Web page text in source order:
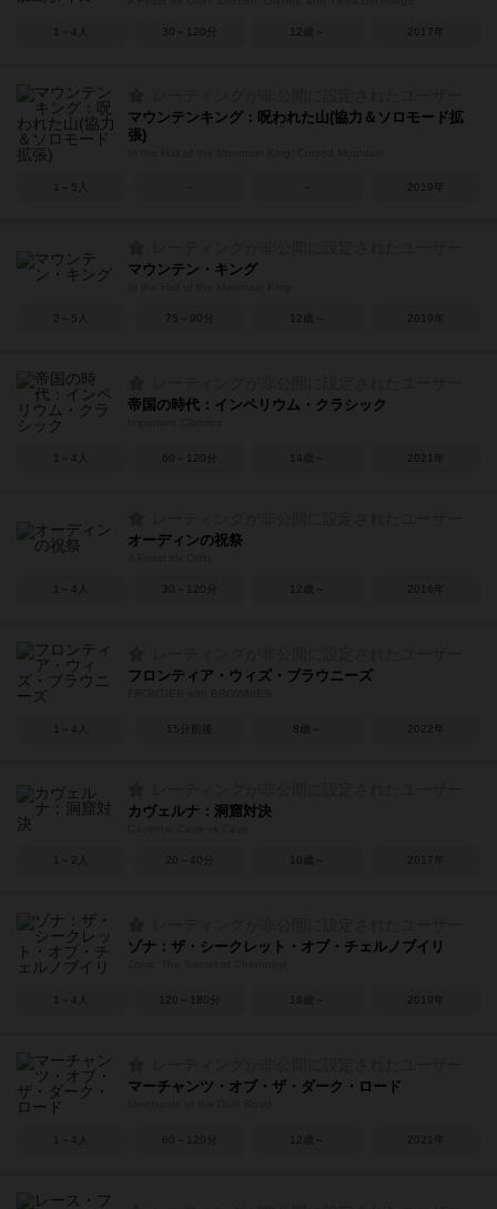
1～4人 30～120分 12歳～ 2017年
マウンテンキング：呪われた山(協力＆ソロモード拡
張)
1～5人 2019年
マウンテン・キング
2～5人 75～90分 12歳～ 2019年
帝国の時代：インペリウム・クラシック
1～4人 60～120分 14歳～ 2021年
オーディンの祝祭
1～4人 30～120分 12歳～ 2016年
フロンティア・ウィズ・ブラウニーズ
1～4人 15分前後 8歳～ 2022年
カヴェルナ：洞窟対決
1～2人 20～40分 10歳～ 2017年
ゾナ：ザ・シークレット・オブ・チェルノブイリ
1～4人 120～180分 18歳～ 2019年
マーチャンツ・オブ・ザ・ダーク・ロード
1～4人 60～120分 12歳～ 2021年